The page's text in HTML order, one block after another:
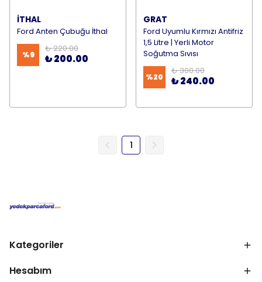
İTHAL
Ford Anten Çubuğu İthal
%9
₺ 220.00
₺ 200.00
GRAT
Ford Uyumlu Kırmızı Antifriz
1,5 Litre | Yerli Motor
Soğutma Sıvısı
%20
₺ 300.00
₺ 240.00
1
Kategoriler
Hesabım